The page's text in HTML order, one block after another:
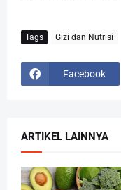
Tags Gizi dan Nutrisi
Facebook
ARTIKEL LAINNYA